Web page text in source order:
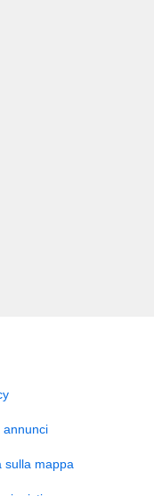
annunci
sulla mappa